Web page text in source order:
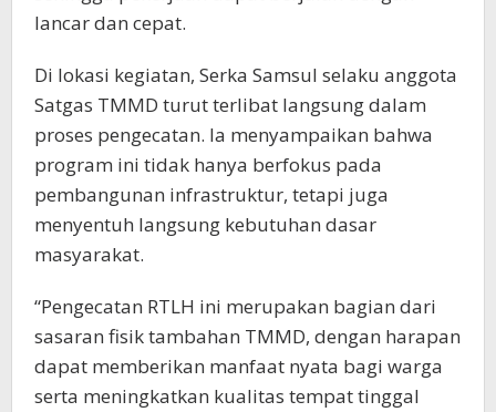
lancar dan cepat.
Di lokasi kegiatan, Serka Samsul selaku anggota
Satgas TMMD turut terlibat langsung dalam
proses pengecatan. Ia menyampaikan bahwa
program ini tidak hanya berfokus pada
pembangunan infrastruktur, tetapi juga
menyentuh langsung kebutuhan dasar
masyarakat.
“Pengecatan RTLH ini merupakan bagian dari
sasaran fisik tambahan TMMD, dengan harapan
dapat memberikan manfaat nyata bagi warga
serta meningkatkan kualitas tempat tinggal